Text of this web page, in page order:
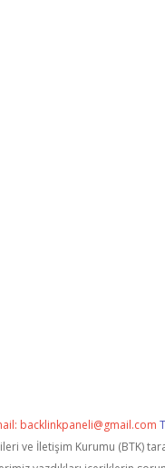
backlinkpaneli@gmail.com
ve İletişim Kurumu